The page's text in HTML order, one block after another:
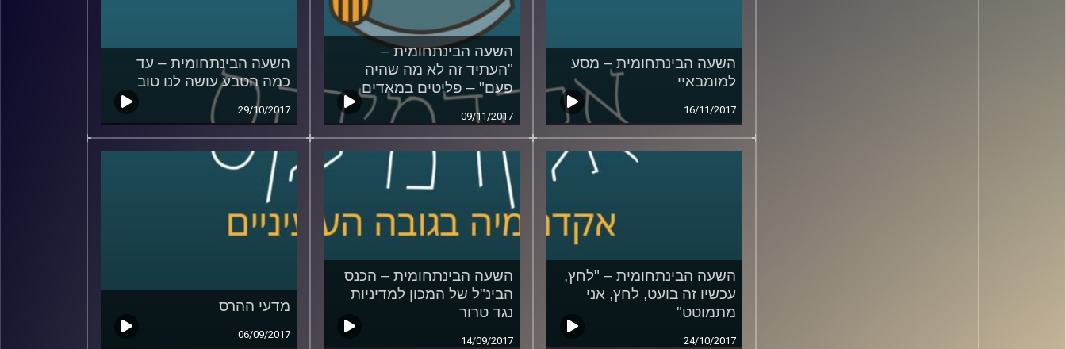
השעה הבינתחומית – מסע
למומבאיי
16/11/2017
השעה הבינתחומית –
"העתיד זה לא מה שהיה
פעם" – פליטים במאדים
09/11/2017
השעה הבינתחומית – עד
כמה הטבע עושה לנו טוב
29/10/2017
השעה הבינתחומית – "לחץ,
עכשיו זה בועט, לחץ, אני
מתמוטט"
24/10/2017
השעה הבינתחומית – הכנס
הבינ"ל של המכון למדיניות
נגד טרור
14/09/2017
מדעי ההרס
06/09/2017